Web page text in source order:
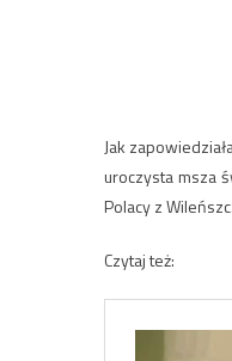
Jak
uroczysta msza
Polacy z
Czytaj też: